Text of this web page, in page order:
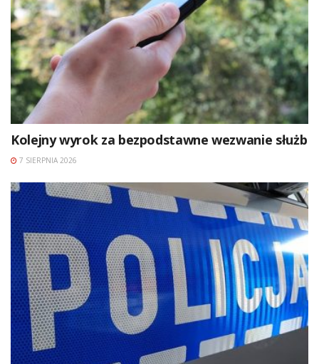
Kolejny wyrok za bezpodstawne wezwanie służb
7 SIERPNIA 2026